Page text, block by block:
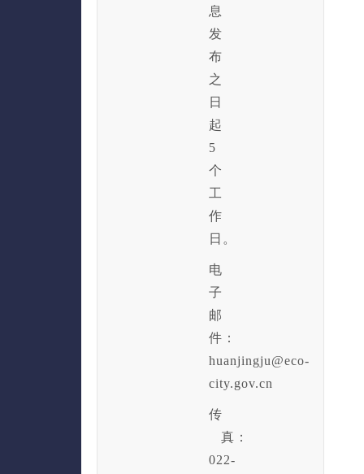
息
发
布
之
日
起
5
个
工
作
日。
电
子
邮
件：
huanjingju@eco-
city.gov.cn
传
真：
022-